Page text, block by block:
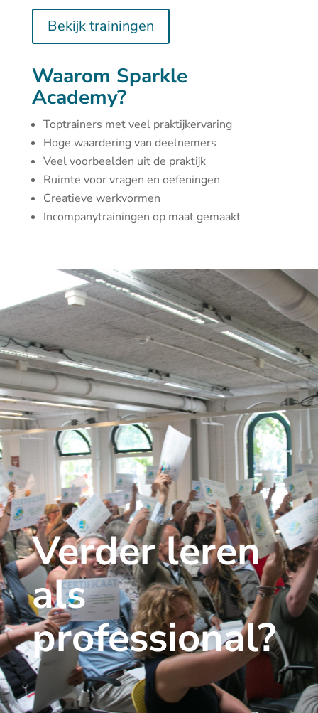
Bekijk trainingen
Waarom Sparkle
Academy?
Toptrainers met veel praktijkervaring
Hoge waardering van deelnemers
Veel voorbeelden uit de praktijk
Ruimte voor vragen en oefeningen
Creatieve werkvormen
Incompanytrainingen op maat gemaakt
Verder leren
als
professional?